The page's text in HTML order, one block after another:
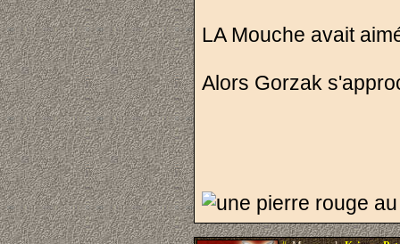
LA Mouche avait
Alors Gorzak